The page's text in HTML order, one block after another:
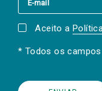
Aceito a
* Todos os